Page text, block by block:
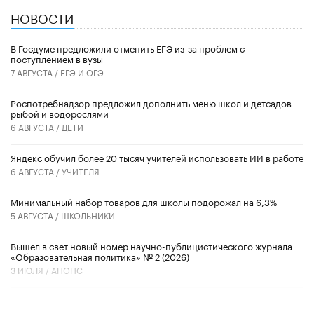
НОВОСТИ
В Госдуме предложили отменить ЕГЭ из-за проблем с
поступлением в вузы
7 АВГУСТА / ЕГЭ И ОГЭ
Роспотребнадзор предложил дополнить меню школ и детсадов
рыбой и водорослями
6 АВГУСТА / ДЕТИ
​Яндекс обучил более 20 тысяч учителей использовать ИИ в работе
6 АВГУСТА /УЧИТЕЛЯ
Минимальный набор товаров для школы подорожал на 6,3%
5 АВГУСТА / ШКОЛЬНИКИ
Вышел в свет новый номер научно-публицистического журнала
«Образовательная политика» № 2 (2026)
3 ИЮЛЯ / АНОНС